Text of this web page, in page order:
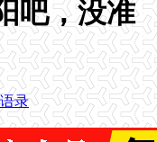
吧，没准
语录